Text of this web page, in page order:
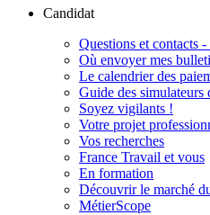
Candidat
Questions et contacts
Où envoyer mes
Le calendrier des
Guide des simulateurs
Soyez vigilants !
Votre projet
Vos recherches
France Travail et vous
En formation
Découvrir le marché
MétierScope